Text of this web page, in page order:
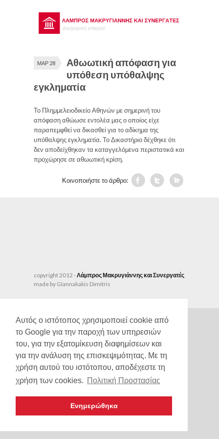
Αυτός ο ιστότοπος χρησιμοποιεί cookie από
το Google για την παροχή των υπηρεσιών
του, για την εξατομίκευση διαφημίσεων και
για την ανάλυση της επισκεψιμότητας. Με τη
χρήση αυτού του ιστότοπου, αποδέχεστε τη
χρήση των cookies. Πολιτική Προστασίας
Ενημερώθηκα
ΜΑΡ 28
Αθωωτική απόφαση για
υπόθεση υπόθαλψης
εγκληματία
Το Πλημμελειοδικείο Αθηνών με σημερινή του
απόφαση αθώωσε εντολέα μας ο οποίος είχε
παραπεμφθεί να δικασθεί για το αδίκημα της
υπόθαλψης εγκληματία. Το Δικαστήριο δέχθηκε ότι
δεν αποδείχθηκαν τα καταγγελόμενα περιστατικά και
προχώρησε σε αθωωτική κρίση.
Κοινοποιήστε το άρθρο:
copyright 2012 -Λάμπρος Μακρυγιάννης και Συνεργατές
made by GIannakakis Dimitris